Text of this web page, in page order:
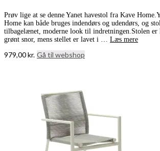
Prøv lige at se denne Yanet havestol fra Kave
Home kan både bruges indendørs og udendørs, og
tilbagelænet, moderne look til indretningen.Stolen er
grønt snor, mens stellet er lavet i … Læs mere
979,00kr. Gå til webshop